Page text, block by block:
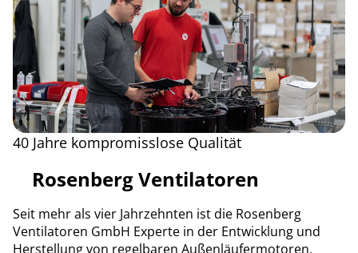
40 Jahre kompromisslose Qualität
Rosenberg Ventilatoren
Seit mehr als vier Jahrzehnten ist die Rosenberg
Ventilatoren GmbH Experte in der Entwicklung und
Herstellung von regelbaren Außenläufermotoren,